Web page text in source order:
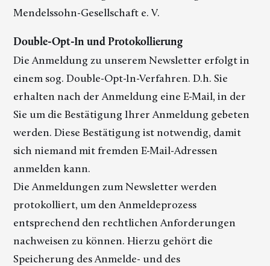
Mendelssohn-Gesellschaft e. V.
Double-Opt-In und Protokollierung
Die Anmeldung zu unserem Newsletter erfolgt in
einem sog. Double-Opt-In-Verfahren. D.h. Sie
erhalten nach der Anmeldung eine E-Mail, in der
Sie um die Bestätigung Ihrer Anmeldung gebeten
werden. Diese Bestätigung ist notwendig, damit
sich niemand mit fremden E-Mail-Adressen
anmelden kann.
Die Anmeldungen zum Newsletter werden
protokolliert, um den Anmeldeprozess
entsprechend den rechtlichen Anforderungen
nachweisen zu können. Hierzu gehört die
Speicherung des Anmelde- und des